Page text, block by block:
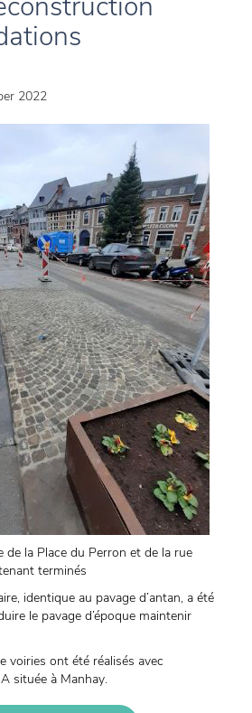
2022
de la Place du Perron et de la rue
terminés
identique au pavage d’antan, a été
le pavage d’époque maintenir
voiries ont été réalisés avec
située à Manhay.